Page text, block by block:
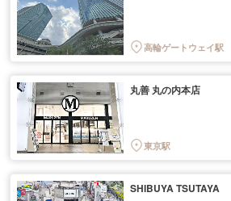
高輪ゲートウェイ駅
丸善 丸の内本店
東京駅
SHIBUYA TSUTAYA